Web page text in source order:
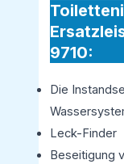
9710:
Die
Leck-Finder
Beseitigung